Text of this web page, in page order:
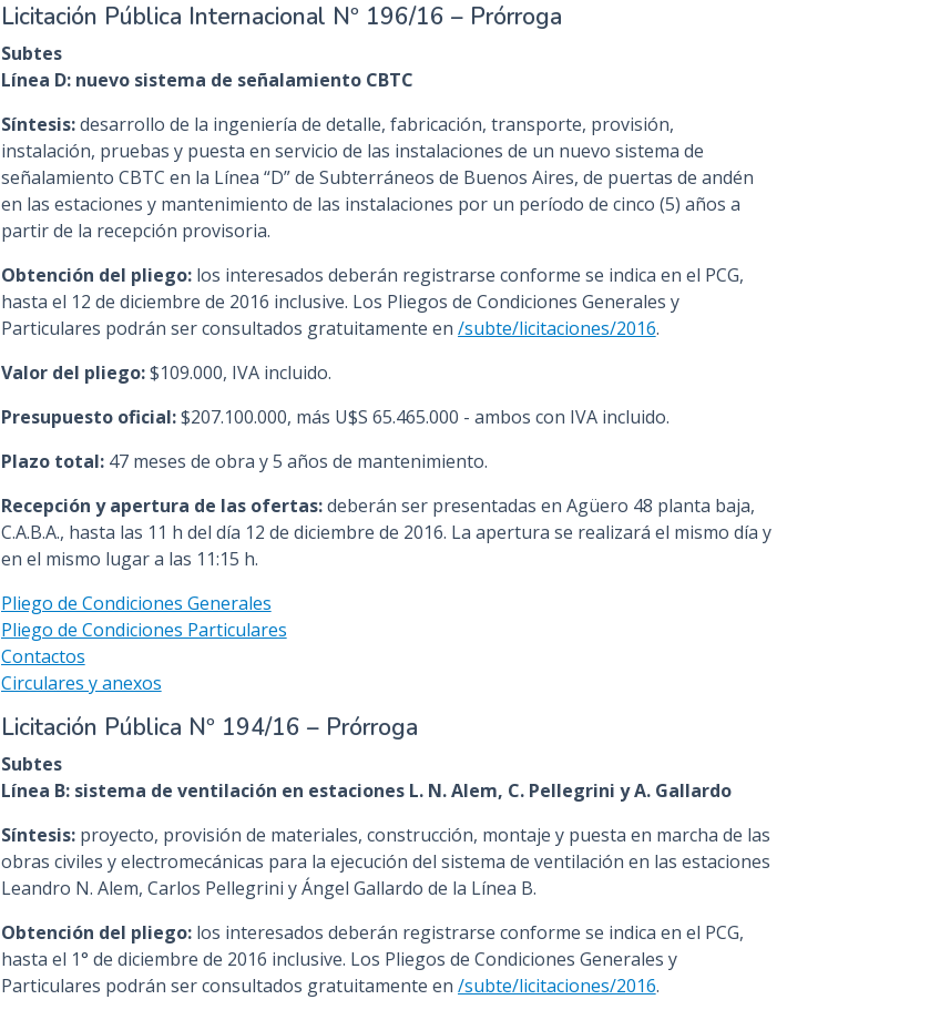
Licitación Pública Internacional Nº 196/16 – Prórroga
Subtes
Línea D: nuevo sistema de señalamiento CBTC
Síntesis:desarrollo de la ingeniería de detalle, fabricación, transporte, provisión,
instalación, pruebas y puesta en servicio de las instalaciones de un nuevo sistema de
señalamiento CBTC en la Línea “D” de Subterráneos de Buenos Aires, de puertas de andén
en las estaciones y mantenimiento de las instalaciones por un período de cinco (5) años a
partir de la recepción provisoria.
Obtención del pliego:los interesados deberán registrarse conforme se indica en el PCG,
hasta el 12 de diciembre de 2016 inclusive. Los Pliegos de Condiciones Generales y
Particulares podrán ser consultados gratuitamente en /subte/licitaciones/2016.
Valor del pliego:$109.000, IVA incluido.
Presupuesto oficial:$207.100.000, más U$S 65.465.000 - ambos con IVA incluido.
Plazo total:47 meses de obra y 5 años de mantenimiento.
Recepción y apertura de las ofertas:deberán ser presentadas en Agüero 48 planta baja,
C.A.B.A., hasta las 11 h del día 12 de diciembre de 2016. La apertura se realizará el mismo día y
en el mismo lugar a las 11:15 h.
Pliego de Condiciones Generales
Pliego de Condiciones Particulares
Contactos
Circulares y anexos
Licitación Pública Nº 194/16 – Prórroga
Subtes
Línea B: sistema de ventilación en estaciones L. N. Alem, C. Pellegrini y A. Gallardo
Síntesis:proyecto, provisión de materiales, construcción, montaje y puesta en marcha de las
obras civiles y electromecánicas para la ejecución del sistema de ventilación en las estaciones
Leandro N. Alem, Carlos Pellegrini y Ángel Gallardo de la Línea B.
Obtención del pliego:los interesados deberán registrarse conforme se indica en el PCG,
hasta el 1° de diciembre de 2016 inclusive. Los Pliegos de Condiciones Generales y
Particulares podrán ser consultados gratuitamente en /subte/licitaciones/2016.